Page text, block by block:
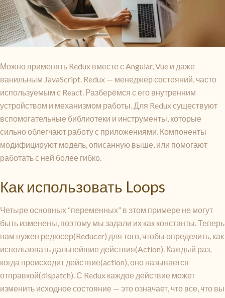
Можно применять Redux вместе с Angular, Vue и даже
ванильным JavaScript. Redux — менеджер состояний, часто
используемым с React. Разберёмся с его внутренним
устройством и механизмом работы. Для Redux существуют
вспомогательные библиотеки и инструменты, которые
сильно облегчают работу с приложениями. Компоненты
модифицируют модель, описанную выше, или помогают
работать с ней более гибко.
Как использовать Loops
Четыре основных “переменных” в этом примере не могут
быть изменены, поэтому мы задали их как константы. Теперь
нам нужен редюсер(Reducer) для того, чтобы определить, как
использовать дальнейшие действия(Action). Каждый раз,
когда происходит действие(action), оно называется
отправкой(dispatch). С Redux каждое действие может
изменить исходное состояние — это означает, что все, что вы